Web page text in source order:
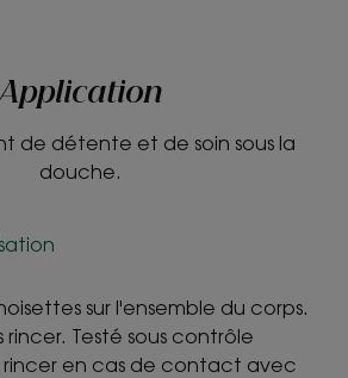
Application
de détente et de soin sous la
douche.
sur l'ensemble du corps.
rincer. Testé sous contrôle
en cas de contact avec